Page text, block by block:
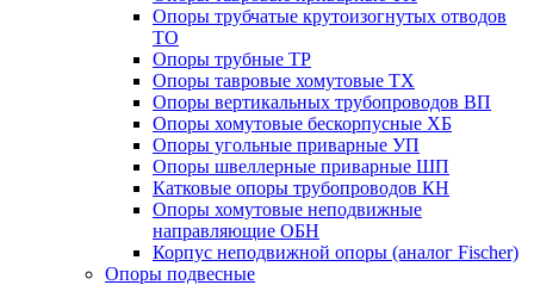
Опоры трубчатые крутоизогнутых отводов
ТО
Опоры трубные ТР
Опоры тавровые хомутовые ТХ
Опоры вертикальных трубопроводов ВП
Опоры хомутовые бескорпусные ХБ
Опоры угольные приварные УП
Опоры швеллерные приварные ШП
Катковые опоры трубопроводов КН
Опоры хомутовые неподвижные
направляющие ОБН
Корпус неподвижной опоры (аналог Fischer)
Опоры подвесные